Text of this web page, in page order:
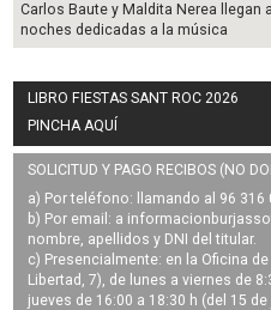
Carlos Baute y Maldita Nerea
noches dedicadas a la música
LIBRO FIESTAS SANT ROC 2026
PINCHA AQUÍ
SOLICITUD Y PAGO RECIBOS (NO
a) Por teléfono: llamando al 96 316
b) Por email: a
nombre, apellidos y DNI del titular.
c) Presencialmente: en la Oficina
Libertad, 7), de lunes a viernes de
jueves de 16:00 a 18:30 h (del 15